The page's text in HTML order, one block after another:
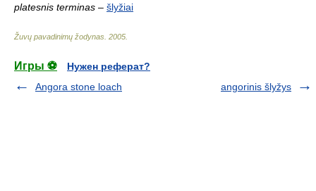
platesnis terminas – šlyžiai
Žuvų pavadinimų žodynas 2005
Игры ⚽
Нужен реферат?
Angora stone loach
angorinis šlyžys